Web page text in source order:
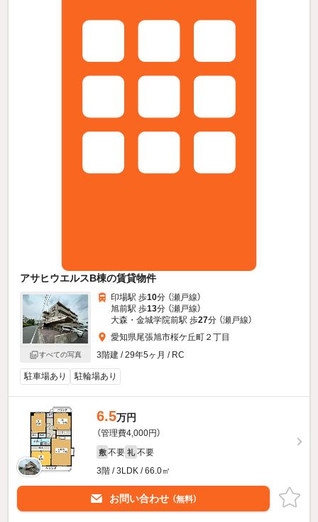
アサヒウエルスB棟の賃貸物件
すべての写真
印場駅 歩10分 （瀬戸線）
旭前駅 歩13分 （瀬戸線）
大森・金城学院前駅 歩27分 （瀬戸線）
愛知県尾張旭市桜ケ丘町２丁目
3階建 / 29年5ヶ月 / RC
駐車場あり 駐輪場あり
6.5万円
（管理費4,000円）
敷 不要 礼 不要
3階 / 3LDK / 66.0㎡
お問い合わせ （無料）